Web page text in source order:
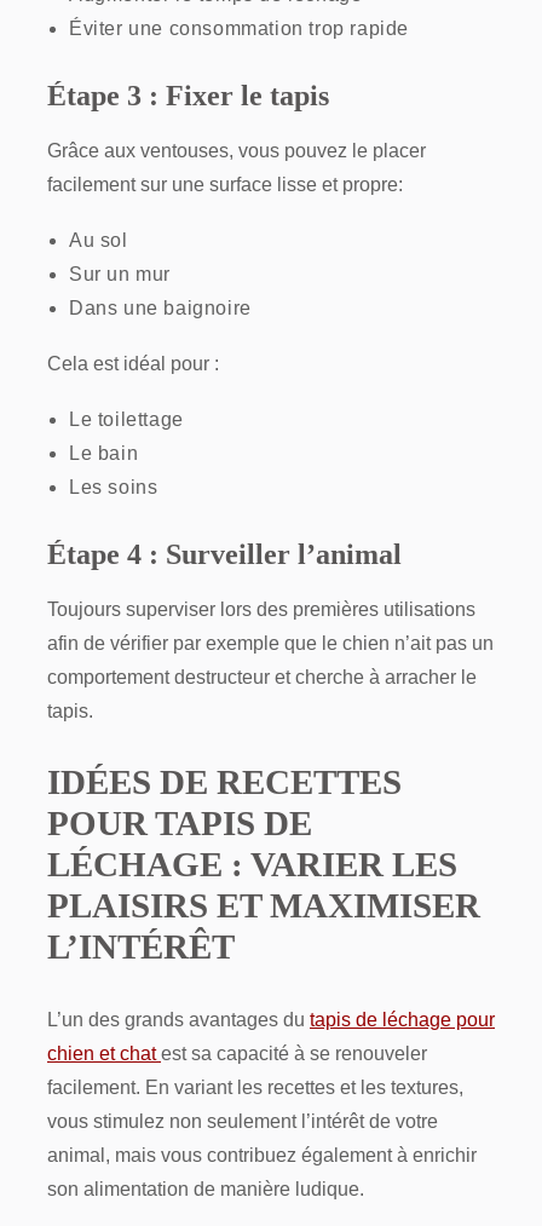
Éviter une consommation trop rapide
Étape 3 : Fixer le tapis
Grâce aux ventouses, vous pouvez le placer
facilement sur une surface lisse et propre:
Au sol
Sur un mur
Dans une baignoire
Cela est idéal pour :
Le toilettage
Le bain
Les soins
Étape 4 : Surveiller l’animal
Toujours superviser lors des premières utilisations
afin de vérifier par exemple que le chien n’ait pas un
comportement destructeur et cherche à arracher le
tapis.
IDÉES DE RECETTES
POUR TAPIS DE
LÉCHAGE : VARIER LES
PLAISIRS ET MAXIMISER
L’INTÉRÊT
L’un des grands avantages du tapis de léchage pour
chien et chatest sa capacité à se renouveler
facilement. En variant les recettes et les textures,
vous stimulez non seulement l’intérêt de votre
animal, mais vous contribuez également à enrichir
son alimentation de manière ludique.